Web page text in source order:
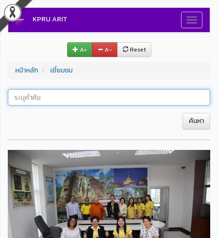
Toggle
KPRU ARIT
A+ A– Reset
หน้าหลัก เยี่ยมชม
ค้นหา